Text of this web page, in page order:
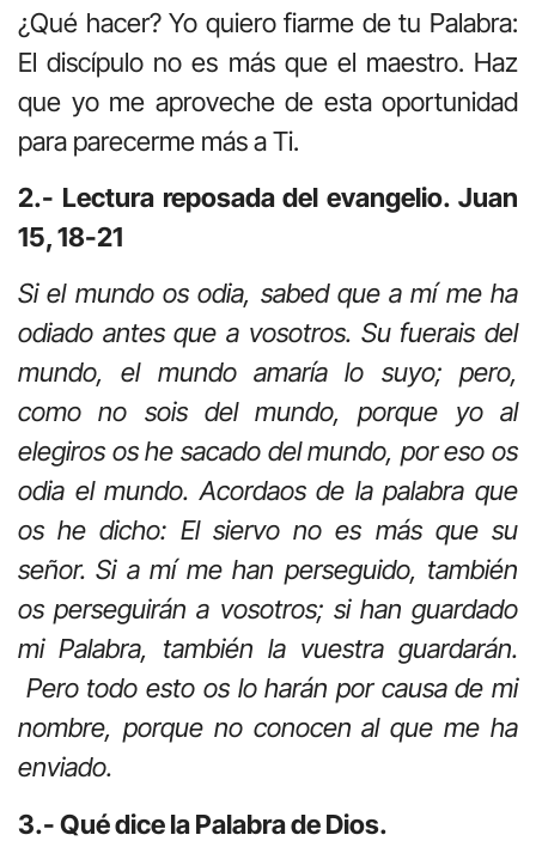
¿Qué hacer? Yo quiero fiarme de tu Palabra:
El discípulo no es más que el maestro. Haz
que yo me aproveche de esta oportunidad
para parecerme más a Ti.
2.- Lectura reposada del evangelio. Juan
15, 18-21
Si el mundo os odia, sabed que a mí me ha
odiado antes que a vosotros. Su fuerais del
mundo, el mundo amaría lo suyo; pero,
como no sois del mundo, porque yo al
elegiros os he sacado del mundo, por eso os
odia el mundo. Acordaos de la palabra que
os he dicho: El siervo no es más que su
señor. Si a mí me han perseguido, también
os perseguirán a vosotros; si han guardado
mi Palabra, también la vuestra guardarán.
Pero todo esto os lo harán por causa de mi
nombre, porque no conocen al que me ha
enviado.
3.- Qué dice la Palabra de Dios.